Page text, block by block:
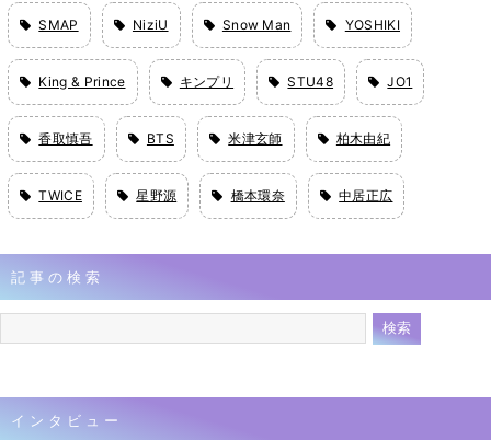
SMAP NiziU Snow Man YOSHIKI
King & Prince キンプリ STU48 JO1
香取慎吾 BTS 米津玄師 柏木由紀
TWICE 星野源 橋本環奈 中居正広
記事の検索
インタビュー